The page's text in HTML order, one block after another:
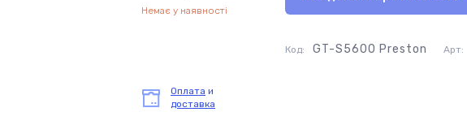
Немає у наявності
Код: GT-S5600 Preston Арт:
Оплата и
доставка